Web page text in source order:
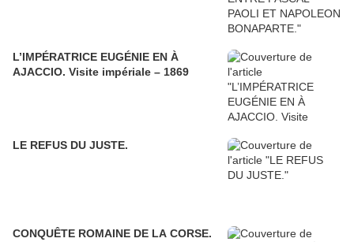
L’IMPÉRATRICE EUGÉNIE EN À
AJACCIO. Visite impériale – 1869
LE REFUS DU JUSTE.
CONQUÊTE ROMAINE DE LA CORSE.